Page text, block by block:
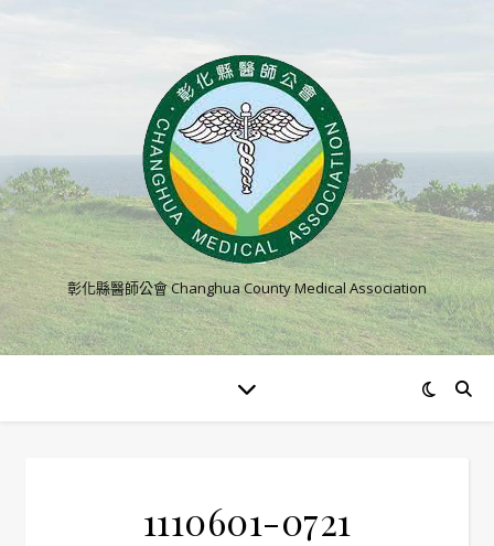
彰化縣醫師公會 Changhua County Medical Association
1110601-0721